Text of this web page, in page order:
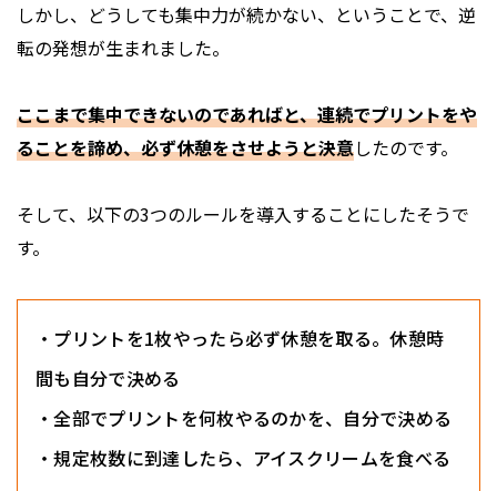
しかし、どうしても集中力が続かない、ということで、逆
転の発想が生まれました。
ここまで集中できないのであればと、連続でプリントをや
ることを諦め、必ず休憩をさせようと決意したのです。
そして、以下の3つのルールを導入することにしたそうで
す。
・プリントを1枚やったら必ず休憩を取る。休憩時
間も自分で決める
・全部でプリントを何枚やるのかを、自分で決める
・規定枚数に到達したら、アイスクリームを食べる